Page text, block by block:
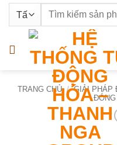
nội
Tìm
TRANG CHỦ / GIẢI PHÁP